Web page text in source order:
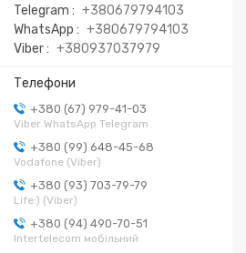
Telegram
+380679794103
WhatsApp
+380679794103
Viber
+380937037979
+380 (67) 979-41-03
Viber WhatsApp Telegram
+380 (99) 648-45-68
Vodafone (Viber)
+380 (93) 703-79-79
Life:) (Viber)
+380 (94) 490-70-51
Intertelecom мобільний